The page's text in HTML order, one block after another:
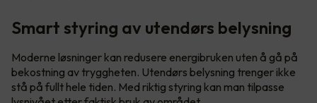
Smart styring av utendørs belysning
Moderne løsninger kan redusere energibruken uten å gå på
bekostning av tryggheten. Utendørs belysning trenger ikke
stå på fullt hele tiden. Med riktig styring kan man tilpasse